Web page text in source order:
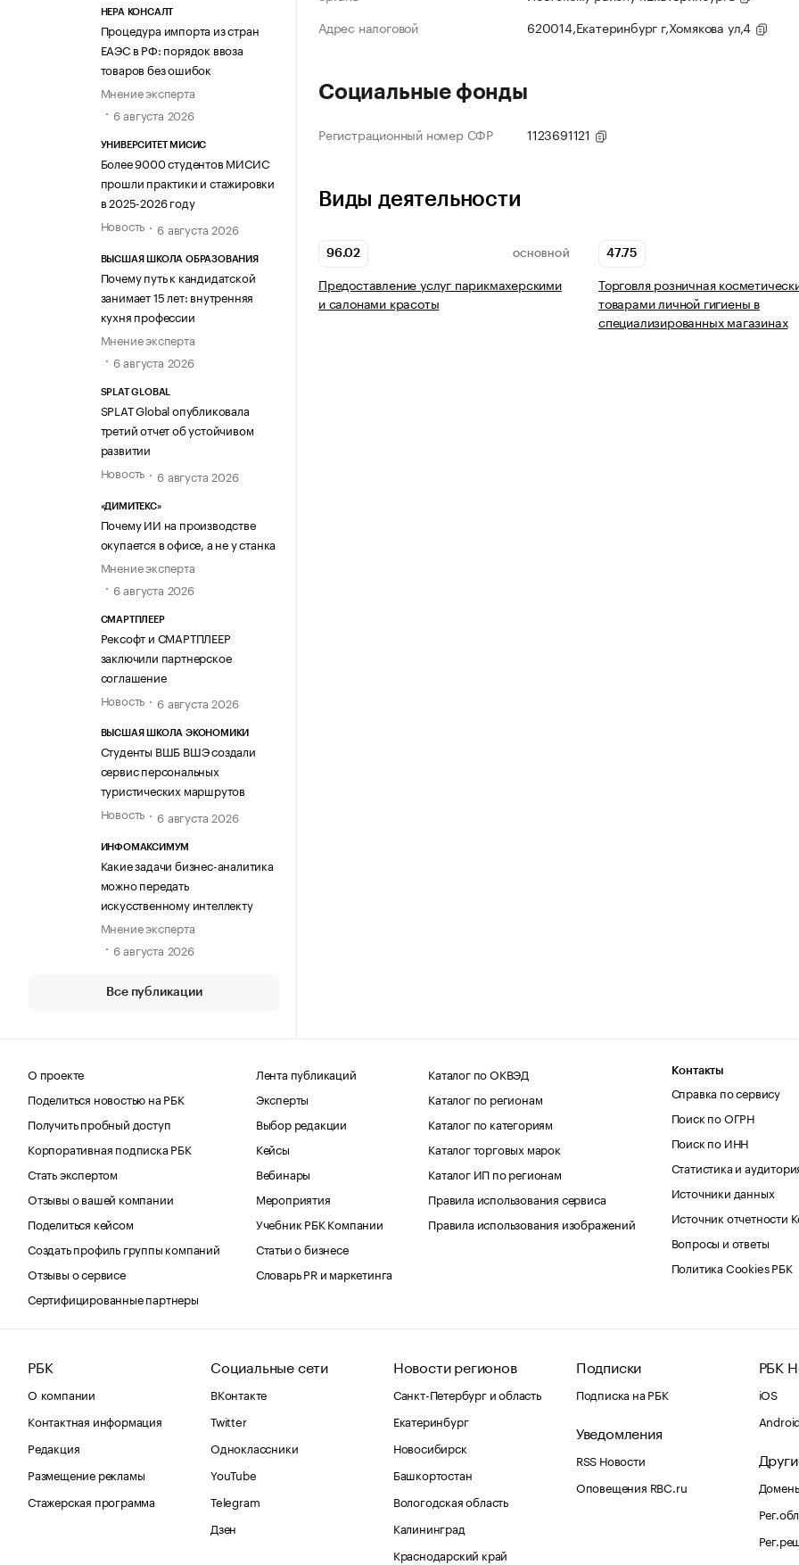
НЕРА КОНСАЛТ
Процедура импорта из стран
ЕАЭС в РФ: порядок ввоза
товаров без ошибок
Мнение эксперта
6 августа 2026
УНИВЕРСИТЕТ МИСИС
Более 9000 студентов МИСИС
прошли практики и стажировки
в 2025-2026 году
Новость
6 августа 2026
ВЫСШАЯ ШКОЛА ОБРАЗОВАНИЯ
Почему путь к кандидатской
занимает 15 лет: внутренняя
кухня профессии
Мнение эксперта
6 августа 2026
SPLAT GLOBAL
SPLAT Global опубликовала
третий отчет об устойчивом
развитии
Новость
6 августа 2026
«ДИМИТЕКС»
Почему ИИ на производстве
окупается в офисе, а не у станка
Мнение эксперта
6 августа 2026
СМАРТПЛЕЕР
Рексофт и СМАРТПЛЕЕР
заключили партнерское
соглашение
Новость
6 августа 2026
ВЫСШАЯ ШКОЛА ЭКОНОМИКИ
Студенты ВШБ ВШЭ создали
сервис персональных
туристических маршрутов
Новость
6 августа 2026
ИНФОМАКСИМУМ
Какие задачи бизнес-аналитика
можно передать
искусственному интеллекту
Мнение эксперта
6 августа 2026
Все публикации
Адрес налоговой
620014,Екатеринбург г,Хомякова ул,4
Социальные фонды
Регистрационный номер СФР 1123691121
Виды деятельности
96.02 ОСНОВНОЙ
Предоставление услуг парикмахерскими
и салонами красоты
47.75
Торговля розничная
товарами личной гигиены в
специализированных магазинах
О проекте
Поделиться новостью на РБК
Получить пробный доступ
Корпоративная подписка РБК
Стать экспертом
Отзывы о вашей компании
Поделиться кейсом
Создать профиль группы компаний
Отзывы о сервисе
Сертифицированные партнеры
Лента публикаций
Эксперты
Выбор редакции
Кейсы
Вебинары
Мероприятия
Учебник РБК Компании
Статьи о бизнесе
Словарь PR и маркетинга
Каталог по ОКВЭД
Каталог по регионам
Каталог по категориям
Каталог торговых марок
Каталог ИП по регионам
Правила использования сервиса
Правила использования изображений
Контакты
Справка по сервису
Поиск по ОГРН
Поиск по ИНН
Статистика и
Источники данных
Источник отчетности
Вопросы и ответы
Политика Cookies РБК
РБК
О компании
Контактная информация
Редакция
Размещение рекламы
Стажерская программа
Социальные сети
ВКонтакте
Twitter
Одноклассники
YouTube
Telegram
Дзен
Новости регионов
Санкт-Петербург и область
Екатеринбург
Новосибирск
Башкортостан
Вологодская область
Калининград
Краснодарский край
Подписки
Подписка на РБК
Уведомления
RSS Новости
Оповещения RBC.ru
РБК
iOS